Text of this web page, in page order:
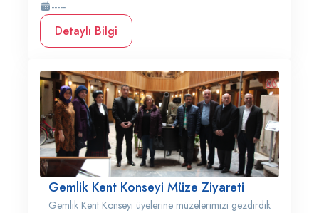
-----
Detaylı Bilgi
Gemlik Kent Konseyi Müze Ziyareti
Gemlik Kent Konseyi üyelerine müzelerimizi gezdirdik